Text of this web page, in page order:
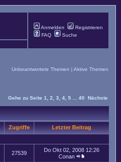
Anmelden
Registrieren
FAQ
Suche
Unbeantwortete Themen | Aktive Themen
Gehe zu Seite 1 2 3 4 5 40 Nächste
Zugriffe Letzter Beitrag
27539
Do Okt 02, 2008 12:26
Conan